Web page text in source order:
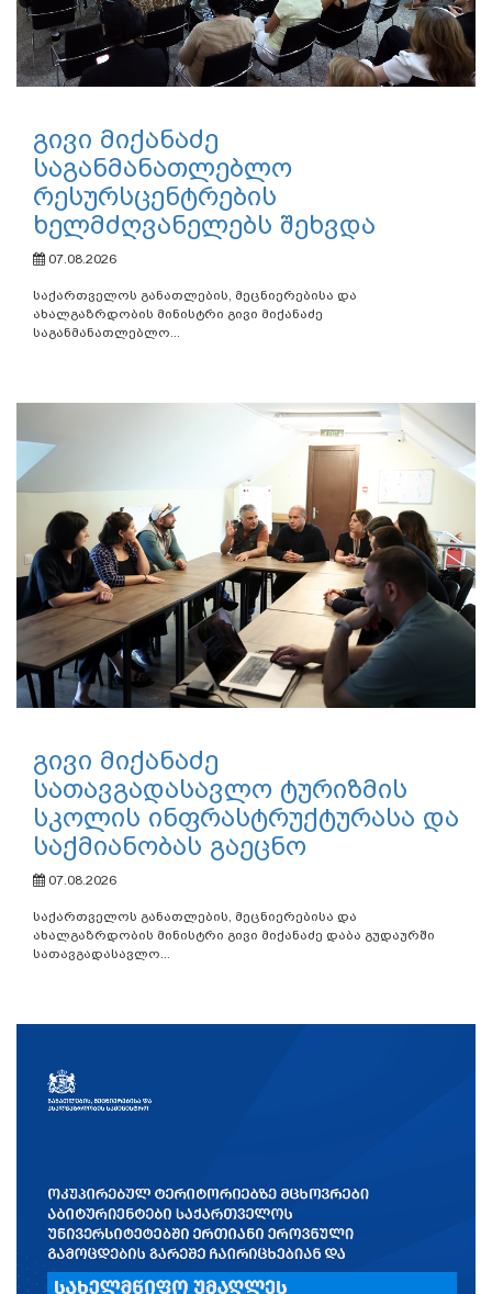
გივი მიქანაძე
საგანმანათლებლო
რესურსცენტრების
ხელმძღვანელებს შეხვდა
07.08.2026
საქართველოს განათლების, მეცნიერებისა და
ახალგაზრდობის მინისტრი გივი მიქანაძე
საგანმანათლებლო...
გივი მიქანაძე
სათავგადასავლო ტურიზმის
სკოლის ინფრასტრუქტურასა და
საქმიანობას გაეცნო
07.08.2026
საქართველოს განათლების, მეცნიერებისა და
ახალგაზრდობის მინისტრი გივი მიქანაძე დაბა გუდაურში
სათავგადასავლო...